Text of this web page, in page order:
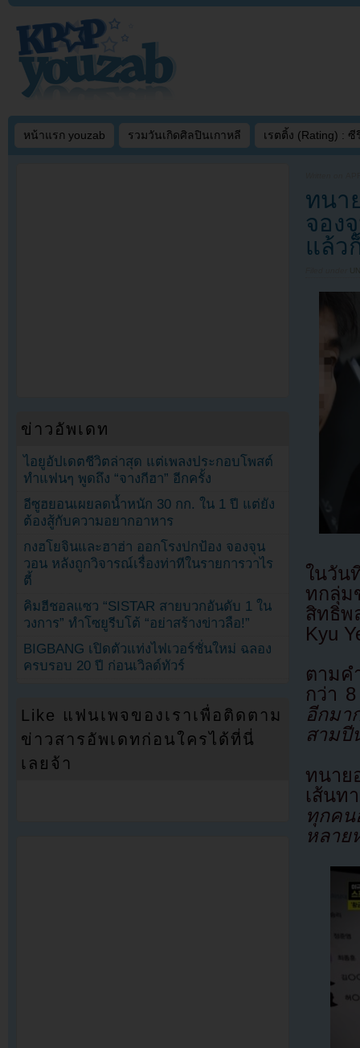
หน้าแรก youzab รวมวันเกิดศิลปินเกาหลี เรตติ้ง (Rating) : ซี
ทนา
จอง
แล้ว
ในวัน
ทกลุ่ม
สิทธิพ
Kyu
ตามค
กว่า
อีกมา
สามปี
ทนาย
เส้นท
ทุกค
หลาย
ข่าวอัพเดท
ไอยูอัปเดตชีวิตล่าสุด แต่เพลงประกอบโพสต์
ทำแฟนๆ พูดถึง “จางกีฮา” อีกครั้ง
อีซูฮยอนเผยลดน้ำหนัก 30 กก. ใน 1 ปี แต่ยัง
ต้องสู้กับความอยากอาหาร
กงฮโยจินและฮาฮ่า ออกโรงปกป้อง จองจุน
วอน หลังถูกวิจารณ์เรื่องท่าทีในรายการวาไร
ตี้
คิมฮีชอลแซว “SISTAR สายบวกอันดับ 1 ใน
วงการ” ทำโซยูรีบโต้ “อย่าสร้างข่าวลือ!”
BIGBANG เปิดตัวแท่งไฟเวอร์ชั่นใหม่ ฉลอง
ครบรอบ 20 ปี ก่อนเวิลด์ทัวร์
Like แฟนเพจของเราเพื่อติดตาม
ข่าวสารอัพเดทก่อนใครได้ที่นี่
เลยจ้า